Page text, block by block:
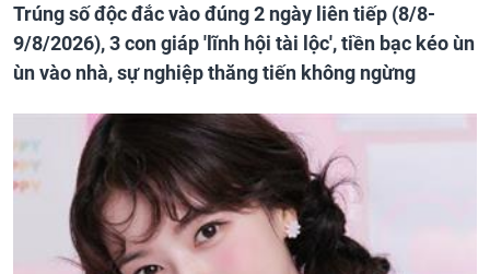
Trúng số độc đắc vào đúng 2 ngày liên tiếp (8/8-
9/8/2026), 3 con giáp 'lĩnh hội tài lộc', tiền bạc kéo ùn
ùn vào nhà, sự nghiệp thăng tiến không ngừng